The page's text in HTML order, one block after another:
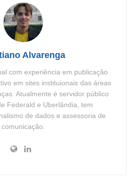
Alvarenga
com experiência em publicação
em sites instituionais das áreas
Atualmente é servidor público
Federald e Uberlândia, tem
de dados e assessoria de
comunicação.